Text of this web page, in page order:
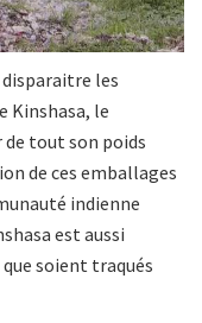
les
Kinshasa, le
tout son poids
de ces emballages
indienne
est aussi
soient traqués